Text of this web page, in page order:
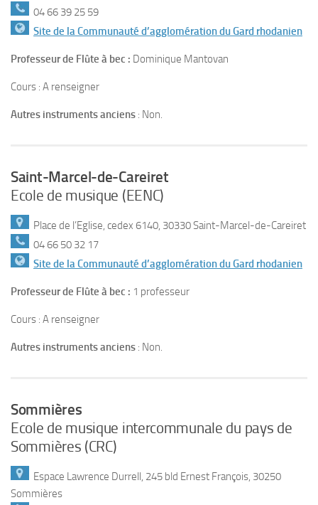
04 66 39 25 59
Site de la Communauté d’agglomération du Gard rhodanien
Professeur de Flûte à bec : Dominique Mantovan
Cours : A renseigner
Autres instruments anciens : Non.
Saint-Marcel-de-Careiret
Ecole de musique (EENC)
Place de l’Eglise, cedex 6140, 30330 Saint-Marcel-de-Careiret
04 66 50 32 17
Site de la Communauté d’agglomération du Gard rhodanien
Professeur de Flûte à bec : 1 professeur
Cours : A renseigner
Autres instruments anciens : Non.
Sommières
Ecole de musique intercommunale du pays de
Sommières (CRC)
Espace Lawrence Durrell, 245 bld Ernest François, 30250
Sommières